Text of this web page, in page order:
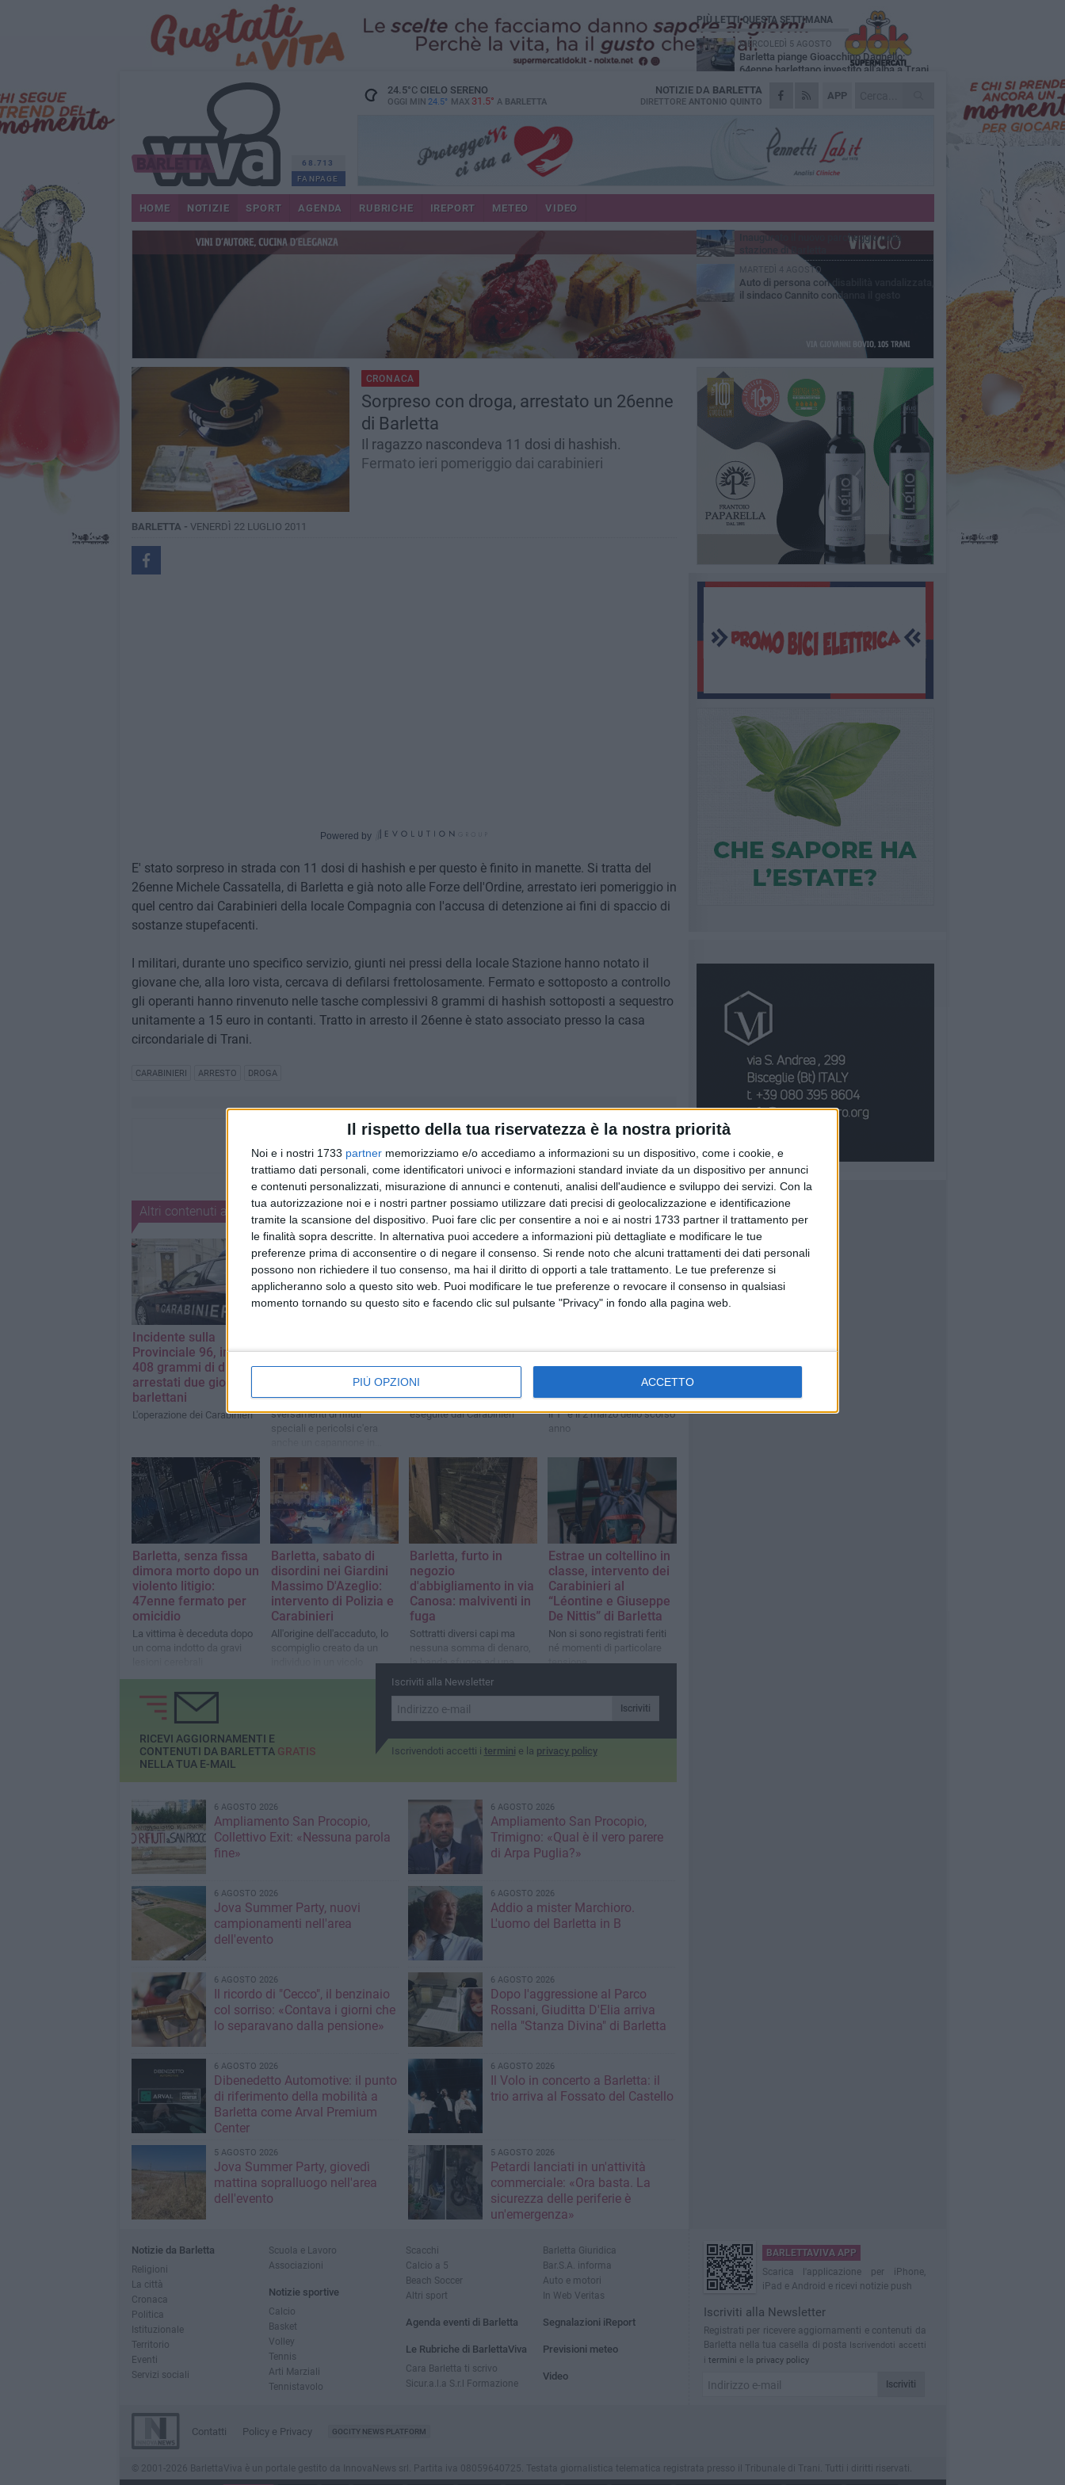
Il rispetto della tua riservatezza è la nostra priorità
Noi e i nostri 1733 partner memorizziamo e/o accediamo a informazioni su un dispositivo, come i cookie, e
trattiamo dati personali, come identificatori univoci e informazioni standard inviate da un dispositivo per annunci
e contenuti personalizzati, misurazione di annunci e contenuti, analisi dell'audience e sviluppo dei servizi. Con la
tua autorizzazione noi e i nostri partner possiamo utilizzare dati precisi di geolocalizzazione e identificazione
tramite la scansione del dispositivo. Puoi fare clic per consentire a noi e ai nostri 1733 partner il trattamento per
le finalità sopra descritte. In alternativa puoi accedere a informazioni più dettagliate e modificare le tue
preferenze prima di acconsentire o di negare il consenso. Si rende noto che alcuni trattamenti dei dati personali
possono non richiedere il tuo consenso, ma hai il diritto di opporti a tale trattamento. Le tue preferenze si
applicheranno solo a questo sito web. Puoi modificare le tue preferenze o revocare il consenso in qualsiasi
momento tornando su questo sito e facendo clic sul pulsante "Privacy" in fondo alla pagina web.
PIÙ OPZIONI ACCETTO
68.713
FANPAGE
24.5°CCIELO SERENO
OGGI MIN 24.5° MAX 31.5° A BARLETTA
APP
NOTIZIE DA BARLETTA
DIRETTORE ANTONIO QUINTO
HOME NOTIZIE SPORT AGENDA RUBRICHE IREPORT METEO VIDEO
CRONACA
Sorpreso con droga, arrestato un 26enne
di Barletta
Il ragazzo nascondeva 11 dosi di hashish.
Fermato ieri pomeriggio dai carabinieri
BARLETTA - VENERDÌ 22 LUGLIO 2011
Powered by
E' stato sorpreso in strada con 11 dosi di hashish e per questo è finito in manette. Si tratta del
26enne Michele Cassatella, di Barletta e già noto alle Forze dell'Ordine, arrestato ieri pomeriggio in
quel centro dai Carabinieri della locale Compagnia con l'accusa di detenzione ai fini di spaccio di
sostanze stupefacenti.
I militari, durante uno specifico servizio, giunti nei pressi della locale Stazione hanno notato il
giovane che, alla loro vista, cercava di defilarsi frettolosamente. Fermato e sottoposto a controllo
gli operanti hanno rinvenuto nelle tasche complessivi 8 grammi di hashish sottoposti a sequestro
unitamente a 15 euro in contanti. Tratto in arresto il 26enne è stato associato presso la casa
circondariale di Trani.
CARABINIERI ARRESTO DROGA
Altri contenuti a tema
Incidente sulla
Provinciale 96, in auto
408 grammi di droga:
arrestati due giovani
barlettani
L'operazione dei Carabinieri
rifiuti finivano anche
nelle campagne di
Tra i 34 siti usati per gli
sversamenti di rifiuti
speciali e pericolsi c'era
disuso nelle campagne
della città
piazza Marina, i
dettagli
dell’operazione
Undici misure cautelari
eseguite dai Carabinieri
Marina a Barletta,
misure cautelari per
I fatti risalgono alla notte tra
il 1° e il 2 marzo dello scorso
anno
Barletta, senza fissa
dimora morto dopo un
violento litigio:
47enne fermato per
omicidio
La vittima è deceduta dopo
un coma indotto da gravi
Barletta, sabato di
disordini nei Giardini
Massimo D'Azeglio:
intervento di Polizia e
Carabinieri
All'origine dell'accaduto, lo
scompiglio creato da un
Barletta, furto in
negozio
d'abbigliamento in via
Canosa: malviventi in
fuga
Sottratti diversi capi ma
nessuna somma di denaro,
la banda sfugge ad una
pattuglia di Carabinieri
Estrae un coltellino in
classe, intervento dei
Carabinieri al
“Léontine e Giuseppe
De Nittis” di Barletta
Non si sono registrati feriti
né momenti di particolare
tensione
Iscriviti alla Newsletter
Iscriviti
Iscrivendoti accetti i termini e la privacy policy
RICEVI AGGIORNAMENTI E
CONTENUTI DA BARLETTA GRATIS
NELLA TUA E-MAIL
6 AGOSTO 2026
Ampliamento San Procopio,
Collettivo Exit: «Nessuna parola
fine»
6 AGOSTO 2026
Ampliamento San Procopio,
Trimigno: «Qual è il vero parere
di Arpa Puglia?»
6 AGOSTO 2026
Jova Summer Party, nuovi
campionamenti nell'area
dell'evento
6 AGOSTO 2026
Addio a mister Marchioro.
L'uomo del Barletta in B
6 AGOSTO 2026
Il ricordo di "Cecco", il benzinaio
col sorriso: «Contava i giorni che
lo separavano dalla pensione»
6 AGOSTO 2026
Dopo l'aggressione al Parco
Rossani, Giuditta D'Elia arriva
nella "Stanza Divina" di Barletta
6 AGOSTO 2026
Dibenedetto Automotive: il punto
di riferimento della mobilità a
Barletta come Arval Premium
Center
6 AGOSTO 2026
Il Volo in concerto a Barletta: il
trio arriva al Fossato del Castello
5 AGOSTO 2026
Jova Summer Party, giovedì
mattina sopralluogo nell'area
dell'evento
5 AGOSTO 2026
Petardi lanciati in un'attività
commerciale: «Ora basta. La
sicurezza delle periferie è
un'emergenza»
PIÙ LETTI QUESTA SETTIMANA
MERCOLEDÌ 5 AGOSTO
Barletta piange Gioacchino Dagnello:
64enne barlettano investito all'alba a Trani
GIOVEDÌ 6 AGOSTO
Il ricordo di "Cecco", il benzinaio col
separavano dalla pensione»
MERCOLEDÌ 5 AGOSTO
Jova Summer Party, giovedì mattina
sopralluogo nell'area dell'evento
DOMENICA 2 AGOSTO
Beni confiscati alla mafia. Nasce il servizio
VENERDÌ 31 LUGLIO
Inaugurato il nuovo parcheggio nella
MARTEDÌ 4 AGOSTO
Auto di persona con disabilità vandalizzata,
il sindaco Cannito condanna il gesto
Notizie da Barletta
Religioni
La città
Cronaca
Politica
Istituzionale
Territorio
Eventi
Servizi sociali
Scuola e Lavoro
Associazioni
Notizie sportive
Calcio
Basket
Volley
Tennis
Arti Marziali
Tennistavolo
Scacchi
Calcio a 5
Beach Soccer
Altri sport
Agenda eventi di Barletta
Le Rubriche di BarlettaViva
Cara Barletta ti scrivo
Sicur.a.l.a S.r.l Formazione
Barletta Giuridica
Bar.S.A. informa
Auto e motori
In Web Veritas
Segnalazioni iReport
Previsioni meteo
Video
BARLETTAVIVA APP
Scarica l'applicazione per iPhone,
iPad e Android e ricevi notizie push
Iscriviti alla Newsletter
Registrati per ricevere aggiornamenti e contenuti da
Barletta nella tua casella di posta
Iscrivendoti accetti
i termini e la privacy policy
Iscriviti
Contatti Policy e Privacy GOCITY NEWS PLATFORM
© 2001-2026 BarlettaViva è un portale gestito da InnovaNews srl. Partita iva 08059640725. Testata giornalistica telematica registrata presso il Tribunale di Trani. Tutti i diritti riservati.